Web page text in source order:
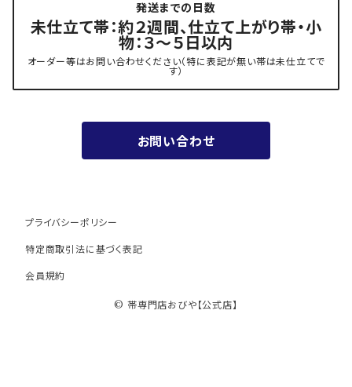
夏用
- 振袖の帯・ママ振り・振袖用袋帯
『marumasa.fab』丸正織物
発送までの日数
未仕立て帯：約２週間、仕立て上がり帯・小
物：３～５日以内
オーダー等はお問い合わせください（特に表記が無い帯は未仕立てで
す）
お問い合わせ
プライバシーポリシー
特定商取引法に基づく表記
会員規約
© 帯専門店おびや【公式店】